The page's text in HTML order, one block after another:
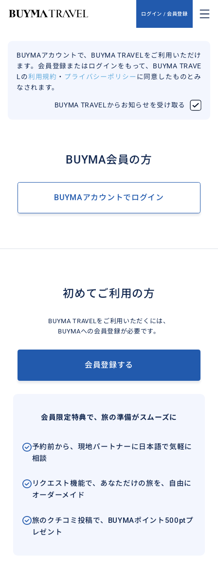
ログイン / 会員登録
BUYMAアカウントで、BUYMA TRAVELをご利用いただけ
ます。会員登録またはログインをもって、BUYMA TRAVE
Lの利用規約 ・ プライバシーポリシー に同意したものとみ
なされます。
BUYMA TRAVELからお知らせを受け取る
BUYMA会員の方
BUYMAアカウントでログイン
初めてご利用の方
BUYMA TRAVELをご利用いただくには、
BUYMAへの会員登録が必要です。
会員登録する
会員限定特典で、旅の準備がスムーズに
予約前から、現地パートナーに日本語で気軽に
相談
リクエスト機能で、あなただけの旅を、自由に
オーダーメイド
旅のクチコミ投稿で、BUYMAポイント500ptプ
レゼント